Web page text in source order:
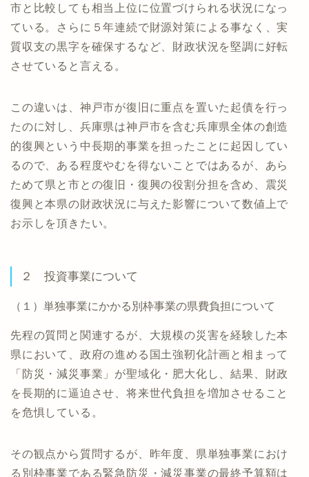
市と比較しても相当上位に位置づけられる状況になっ
ている。さらに５年連続で財源対策による事なく、実
質収支の黒字を確保するなど、財政状況を堅調に好転
させていると言える。
この違いは、神戸市が復旧に重点を置いた起債を行っ
たのに対し、兵庫県は神戸市を含む兵庫県全体の創造
的復興という中長期的事業を担ったことに起因してい
るので、ある程度やむを得ないことではあるが、あら
ためて県と市との復旧・復興の役割分担を含め、震災
復興と本県の財政状況に与えた影響について数値上で
お示しを頂きたい。
２ 投資事業について
（１）単独事業にかかる別枠事業の県費負担について
先程の質問と関連するが、大規模の災害を経験した本
県において、政府の進める国土強靭化計画と相まって
「防災・減災事業」が聖域化・肥大化し、結果、財政
を長期的に逼迫させ、将来世代負担を増加させること
を危惧している。
その観点から質問するが、昨年度、県単独事業におけ
る別枠事業である緊急防災・減災事業の最終予算額は